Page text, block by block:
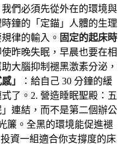
們必須先從外在的環境與
鐘的「定錨」人體的生理
律的輸入。 固定的起床時
昨晚失眠，早晨也要在相
大腦抑制褪黑激素分泌，
」
：給自己 30 分鐘的緩
了。2. 營造睡眠聖殿：五
連結，而不是第二個辦公
簾。全黑的環境能促進褪
投資一組適合你支撐度的床